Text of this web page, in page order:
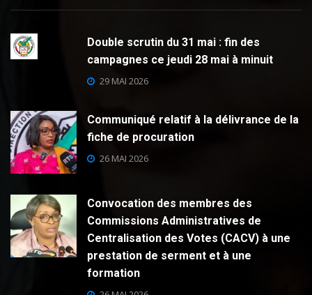
Double scrutin du 31 mai : fin des
campagnes ce jeudi 28 mai à minuit
29 MAI 2026
Communiqué relatif à la délivrance de la
fiche de procuration
26 MAI 2026
Convocation des membres des
Commissions Administratives de
Centralisation des Votes (CACV) à une
prestation de serment et à une
formation